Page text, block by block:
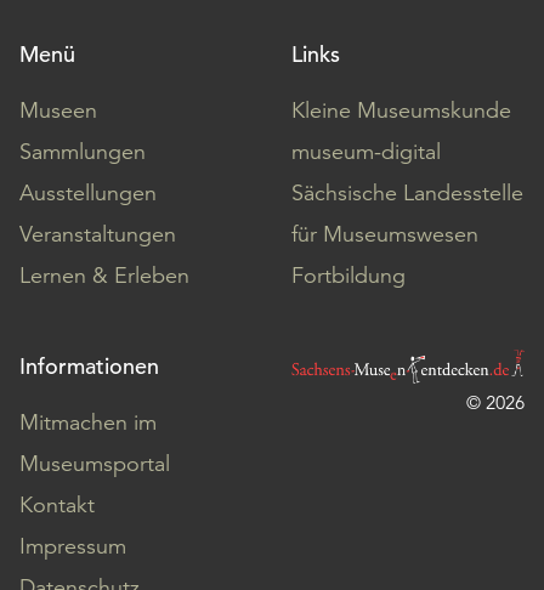
Menü
Museen
Sammlungen
Ausstellungen
Veranstaltungen
Lernen & Erleben
Links
Kleine Museumskunde
museum-digital
Sächsische Landesstelle
für Museumswesen
Fortbildung
Informationen
Mitmachen im
Museumsportal
Kontakt
Impressum
© 2026